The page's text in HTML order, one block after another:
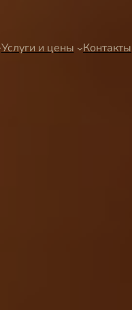
Услуги и цены Контакты